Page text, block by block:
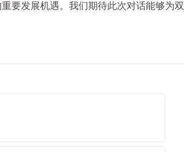
要发展机遇。我们期待此次对话能够为双